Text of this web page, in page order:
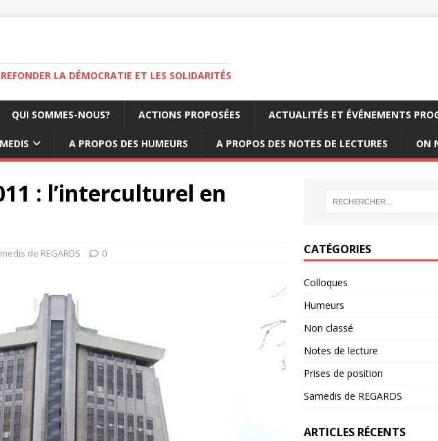
LA DÉMOCRATIE ET LES SOLIDARITÉS
QUI SOMMES-NOUS? ACTIONS PROPOSÉES ACTUALITÉS ET ÉVÉNEMENTS
A PROPOS DES HUMEURS A PROPOS DES NOTES DE LECTURES ON
: l’interculturel en
de REGARDS 0 CATÉGORIES
Colloques
Humeurs
Non classé
Notes de lecture
Prises de position
Samedis de REGARDS
ARTICLES RÉCENTS